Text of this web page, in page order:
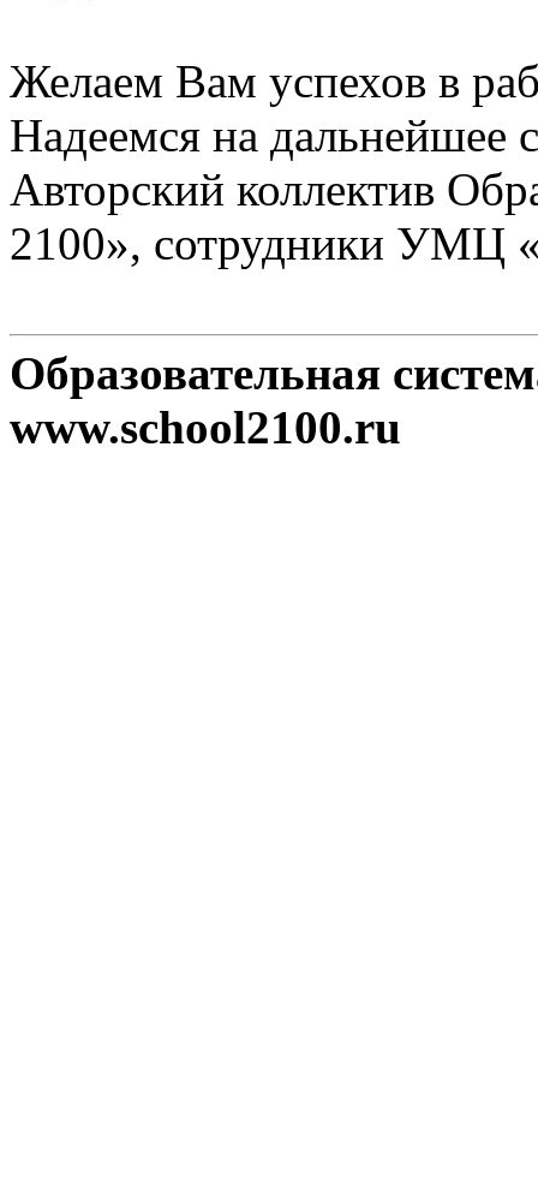
Желаем Вам успехов в
Надеемся на дальнейшее
Авторский коллектив
2100», сотрудники УМЦ
Образовательная
www.school2100.ru